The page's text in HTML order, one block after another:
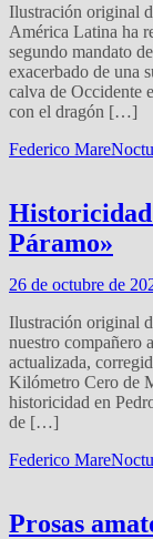
Ilustración original
América Latina ha
segundo mandato
exacerbado de una
calva de Occidente
con el dragón […]
Federico Mare
Historicidad
Páramo»
26 de octubre de
Ilustración original
nuestro compañero
actualizada,
Kilómetro Cero de
historicidad en
de […]
Federico Mare
Prosas